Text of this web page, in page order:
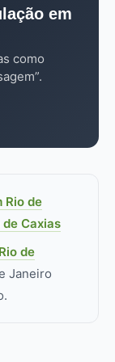
— sem
em
como
Rio de
Caxias
de
Janeiro